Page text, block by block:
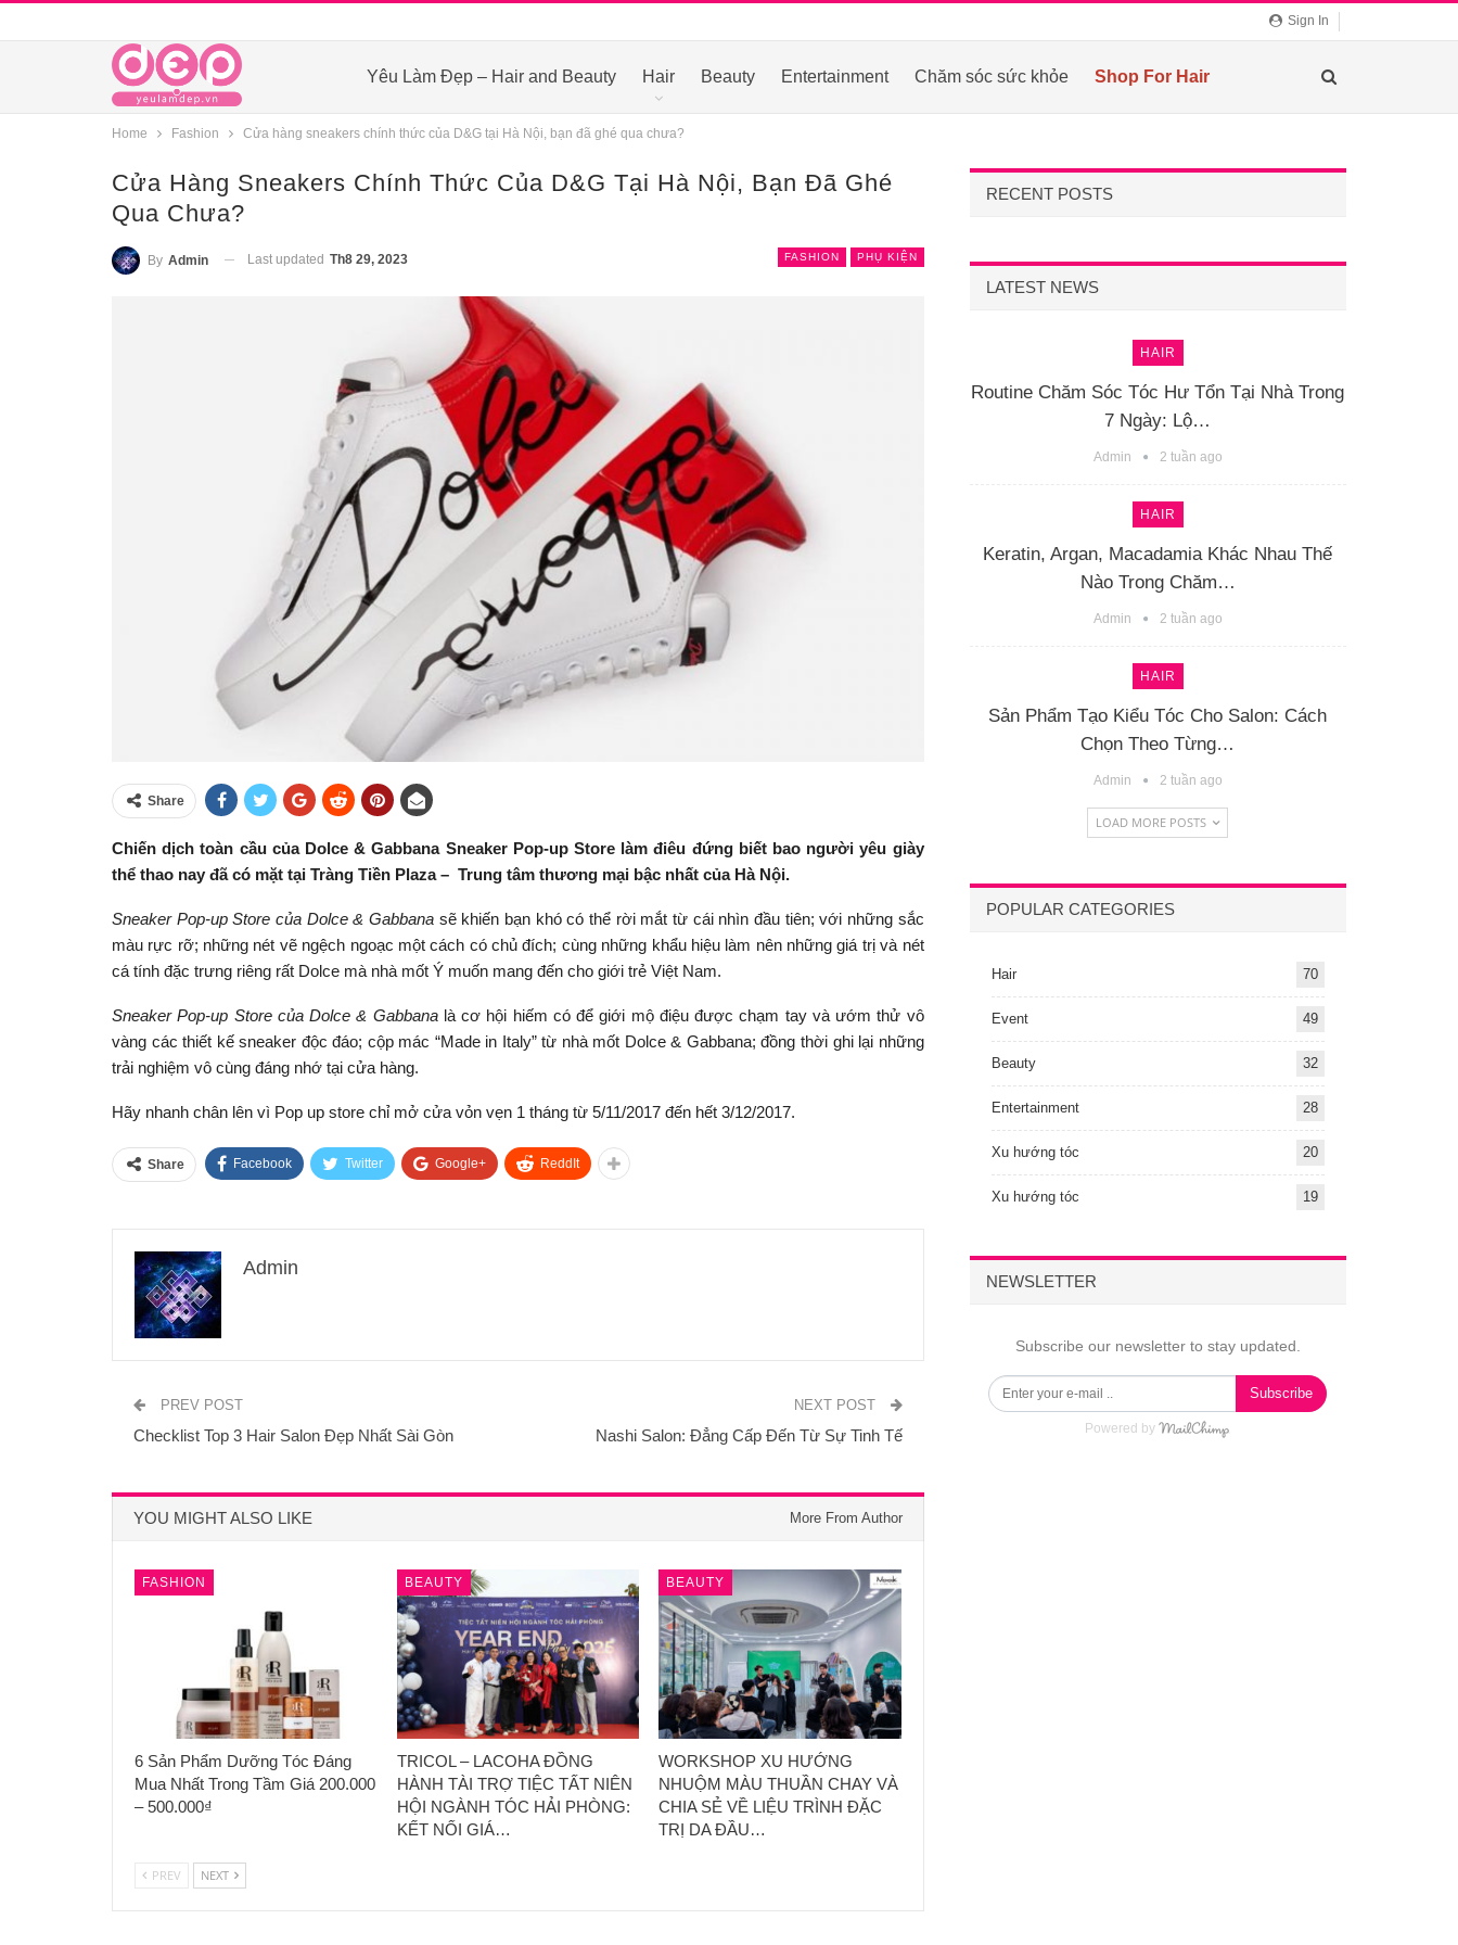
Sign In
Yêu Làm Đẹp – Hair and Beauty Hair Beauty Entertainment Chăm sóc sức khỏe Shop For Hair
Home Fashion Cửa hàng sneakers chính thức của D&G tại Hà Nội, bạn đã ghé qua chưa?
Cửa Hàng Sneakers Chính Thức Của D&G Tại Hà Nội, Bạn Đã Ghé
Qua Chưa?
FASHION PHỤ KIỆN
By Admin Last updated Th8 29, 2023
Share
Chiến dịch toàn cầu của Dolce & Gabbana Sneaker Pop-up Store làm điêu đứng biết bao người yêu giày
thể thao nay đã có mặt tại Tràng Tiền Plaza – Trung tâm thương mại bậc nhất của Hà Nội.
Sneaker Pop-up Store của Dolce & Gabbanasẽ khiến bạn khó có thể rời mắt từ cái nhìn đầu tiên; với những sắc
màu rực rỡ; những nét vẽ ngệch ngoạc một cách có chủ đích; cùng những khẩu hiệu làm nên những giá trị và nét
cá tính đặc trưng riêng rất Dolce mà nhà mốt Ý muốn mang đến cho giới trẻ Việt Nam.
Sneaker Pop-up Store của Dolce & Gabbanalà cơ hội hiếm có để giới mộ điệu được chạm tay và ướm thử vô
vàng các thiết kế sneaker độc đáo; cộp mác “Made in Italy” từ nhà mốt Dolce & Gabbana; đồng thời ghi lại những
trải nghiệm vô cùng đáng nhớ tại cửa hàng.
Hãy nhanh chân lên vì Pop up store chỉ mở cửa vỏn vẹn 1 tháng từ 5/11/2017 đến hết 3/12/2017.
Share Facebook Twitter Google+ ReddIt
Admin
PREV POST
Checklist Top 3 Hair Salon Đẹp Nhất Sài Gòn
NEXT POST
Nashi Salon: Đẳng Cấp Đến Từ Sự Tinh Tế
YOU MIGHT ALSO LIKE More From Author
FASHION
6 Sản Phẩm Dưỡng Tóc Đáng
Mua Nhất Trong Tầm Giá 200.000
– 500.000₫
BEAUTY
TRICOL – LACOHA ĐỒNG
HÀNH TÀI TRỢ TIỆC TẤT NIÊN
HỘI NGÀNH TÓC HẢI PHÒNG:
KẾT NỐI GIÁ…
BEAUTY
WORKSHOP XU HƯỚNG
NHUỘM MÀU THUẦN CHAY VÀ
CHIA SẺ VỀ LIỆU TRÌNH ĐẶC
TRỊ DA ĐẦU…
PREV NEXT
RECENT POSTS
LATEST NEWS
HAIR
Routine Chăm Sóc Tóc Hư Tổn Tại Nhà Trong
7 Ngày: Lộ…
Admin 2 tuần ago
HAIR
Keratin, Argan, Macadamia Khác Nhau Thế
Nào Trong Chăm…
Admin 2 tuần ago
HAIR
Sản Phẩm Tạo Kiểu Tóc Cho Salon: Cách
Chọn Theo Từng…
Admin 2 tuần ago
LOAD MORE POSTS
POPULAR CATEGORIES
Hair 70
Event 49
Beauty 32
Entertainment 28
Xu hướng tóc 20
Xu hướng tóc 19
NEWSLETTER
Subscribe our newsletter to stay updated.
Subscribe
Powered by